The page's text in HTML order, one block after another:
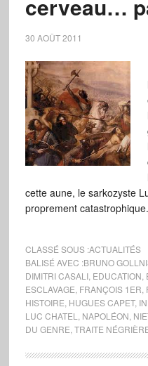
cerveau…
30 AOÛT 2011
cette aune, le sarkozyste
proprement
CLASSÉ SOUS :ACTUALITÉS
BALISÉ AVEC :BRUNO
DIMITRI CASALI, EDUCATION
ESCLAVAGE FRANÇOIS 1ER
HISTOIRE HUGUES CAPET,
LUC CHATEL
NAPOLÉON
DU GENRE TRAITE